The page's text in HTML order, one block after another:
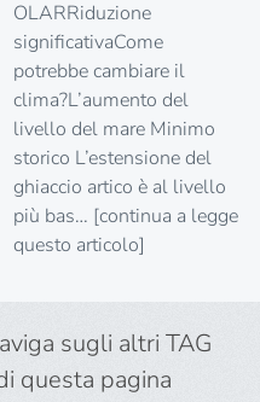
OLARRiduzione
significativaCome
potrebbe cambiare il
clima?L’aumento del
livello del mare Minimo
storico L’estensione del
ghiaccio artico è al livello
più bas… [continua a legge
questo articolo]
sugli altri TAG
questa pagina